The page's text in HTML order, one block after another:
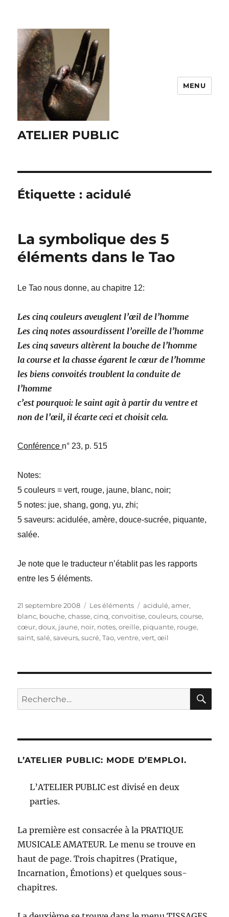
ATELIER PUBLIC
MENU
Étiquette :acidulé
La symbolique des 5
éléments dans le Tao
Le Tao nous donne, au chapitre 12:
Les cinq couleurs aveuglent l’œil de l’homme
Les cinq notes assourdissent l’oreille de l’homme
Les cinq saveurs altèrent la bouche de l’homme
la course et la chasse égarent le cœur de l’homme
les biens convoités troublent la conduite de
l’homme
c’est pourquoi: le saint agit à partir du ventre et
non de l’œil, il écarte ceci et choisit cela.
Conférence n° 23, p. 515
Notes:
5 couleurs = vert, rouge, jaune, blanc, noir;
5 notes: jue, shang, gong, yu, zhi;
5 saveurs: acidulée, amère, douce-sucrée, piquante,
salée.
Je note que le traducteur n’établit pas les rapports
entre les 5 éléments.
Publié
le
21 septembre 2008 Catégories
Les éléments Étiquettes
acidulé,amer,
blanc, bouche,chasse,cinq,convoitise,couleurs,course,
cœur,doux, jaune, noir, notes,oreille, piquante, rouge,
saint,salé,saveurs,sucré,Tao,ventre,vert,œil
Recherche
pour :
L’ATELIER PUBLIC: MODE D’EMPLOI.
L’ATELIER PUBLIC est divisé en deux
parties.
La première est consacrée à la PRATIQUE
MUSICALE AMATEUR. Le menu se trouve en
haut de page. Trois chapitres (Pratique,
Incarnation, Émotions) et quelques sous-
chapitres.